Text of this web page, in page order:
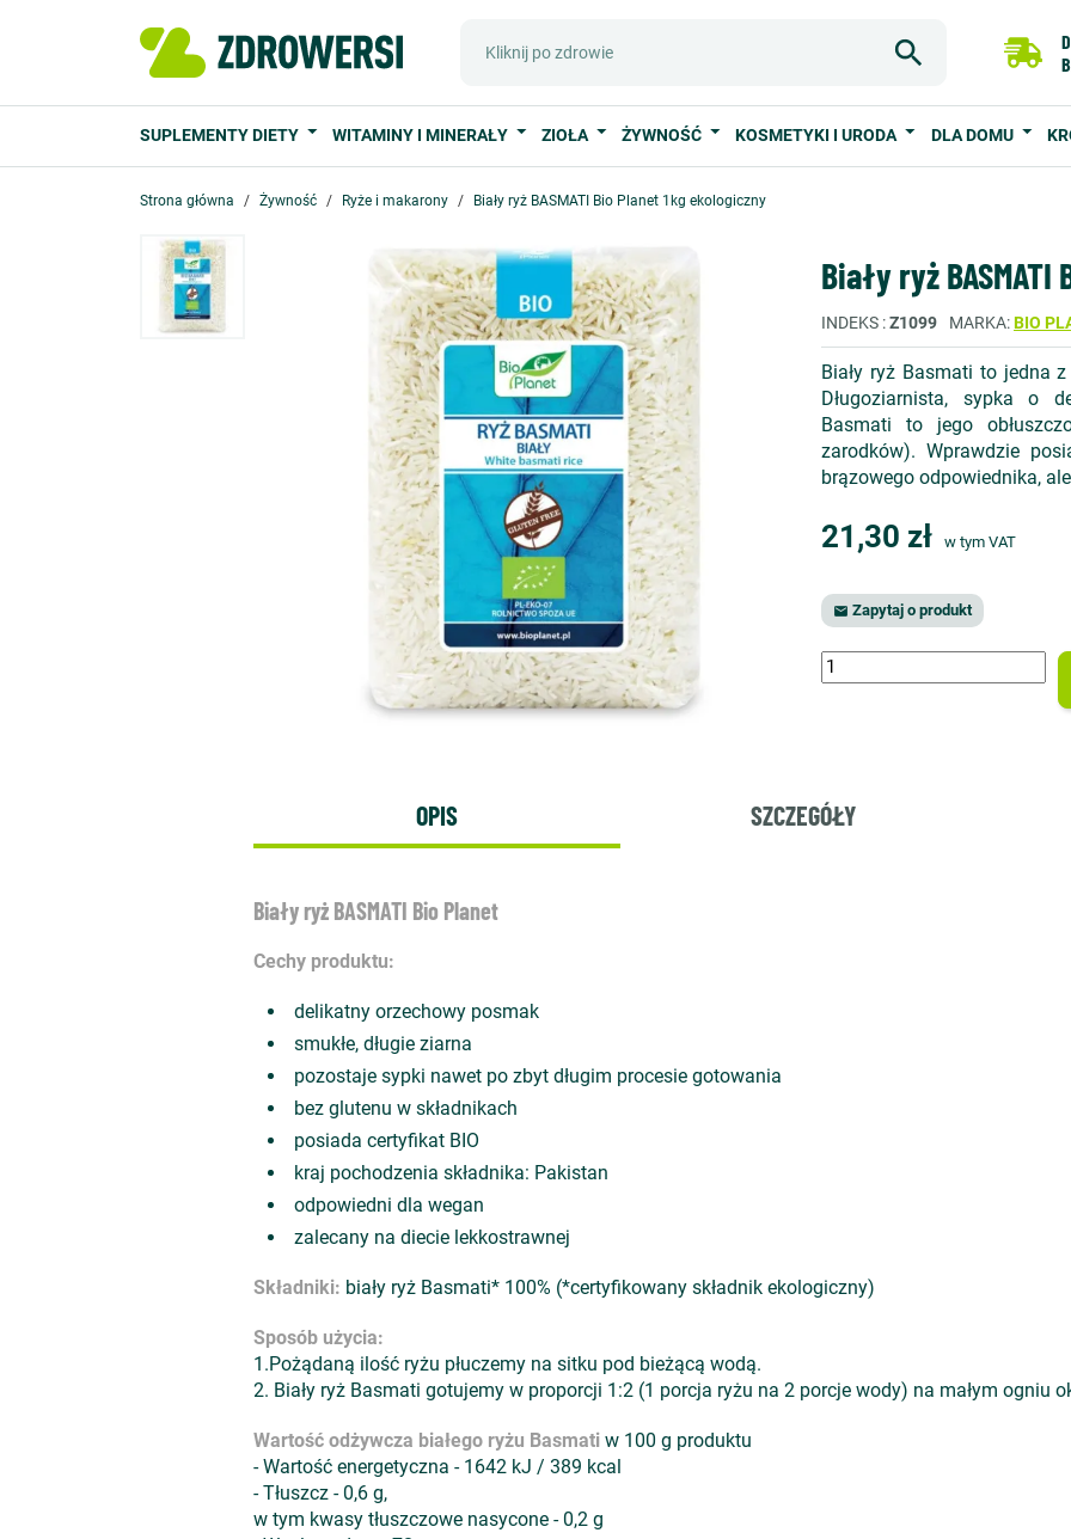
SUPLEMENTY DIETY WITAMINY I MINERAŁY ZIOŁA ŻYWNOŚĆ KOSMETYKI I URODA DLA DOMU
Strona główna Żywność Ryże i makarony Biały ryż BASMATI Bio Planet 1kg ekologiczny
Biały ryż
INDEKS Z1099 MARKA BIO
Biały ryż Basmati to jedna
Długoziarnista, sypka o
Basmati to jego
zarodków). Wprawdzie
brązowego odpowiednika,
21,30 zł w tym VAT
 Zapytaj o produkt
OPIS SZCZEGÓŁY
Biały ryż BASMATI Bio Planet
Cechy produktu:
delikatny orzechowy posmak
smukłe, długie ziarna
pozostaje sypki nawet po zbyt długim procesie gotowania
bez glutenu w składnikach
posiada certyfikat BIO
kraj pochodzenia składnika: Pakistan
odpowiedni dla wegan
zalecany na diecie lekkostrawnej
Składniki: biały ryż Basmati* 100% (*certyfikowany składnik ekologiczny)
Sposób użycia:
1.Pożądaną ilość ryżu płuczemy na sitku pod bieżącą wodą.
2. Biały ryż Basmati gotujemy w proporcji 1:2 (1 porcja ryżu na 2 porcje wody) na małym ogniu
Wartość odżywcza białego ryżu Basmati w 100 g produktu
- Wartość energetyczna - 1642 kJ / 389 kcal
- Tłuszcz - 0,6 g,
w tym kwasy tłuszczowe nasycone - 0,2 g